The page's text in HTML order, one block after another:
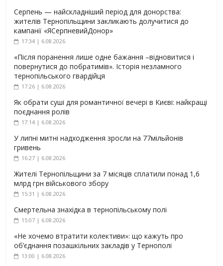
Серпень — найскладніший період для донорства:
жителів Тернопільщини закликають долучитися до
кампанії «ЯСерпневийДонор»
17:34 | 6.08.2026
«Після поранення лише одне бажання –відновитися і
повернутися до побратимів». Історія незламного
тернопільського гвардійця
17:26 | 6.08.2026
Як обрати суші для романтичної вечері в Києві: найкращі
поєднання ролів
17:14 | 6.08.2026
У липні митні надходження зросли на 77мільйонів
гривень
16:27 | 6.08.2026
Жителі Тернопільщини за 7 місяців сплатили понад 1,6
млрд грн військового збору
15:31 | 6.08.2026
Смертельна знахідка в тернопільському полі
15:07 | 6.08.2026
«Не хочемо втратити колективи»: що кажуть про
об’єднання позашкільних закладів у Тернополі
13:00 | 6.08.2026